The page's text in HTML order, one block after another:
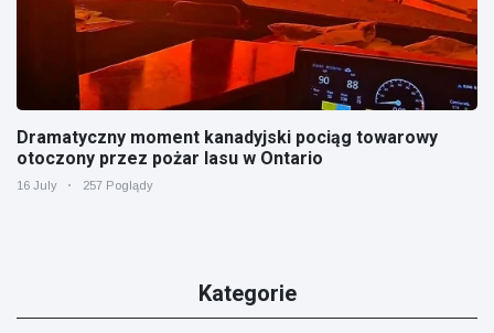
Dramatyczny moment kanadyjski pociąg towarowy
otoczony przez pożar lasu w Ontario
16 July 257 Poglądy
Kategorie